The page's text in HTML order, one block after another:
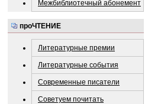
Межбиблиотечный абонемент
проЧТЕНИЕ
Литературные премии
Литературные события
Современные писатели
Советуем почитать